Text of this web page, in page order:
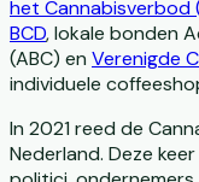
het Cannabisverbod
BCD, lokale bonden
(ABC) en Verenigde
individuele
In 2021 reed de
Nederland. Deze